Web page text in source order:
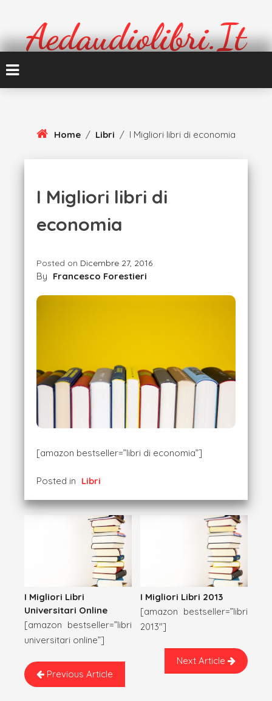
Aedaudiolibri.it
Home / Libri / I Migliori libri di economia
I Migliori libri di
economia
Posted on Dicembre 27, 2016
By Francesco Forestieri
[amazon bestseller=”libri di economia”]
Posted in Libri
I Migliori Libri
Universitari Online
[amazon bestseller=”libri
universitari online”]
Previous Article
I Migliori Libri 2013
[amazon bestseller=”libri
2013″]
Next Article